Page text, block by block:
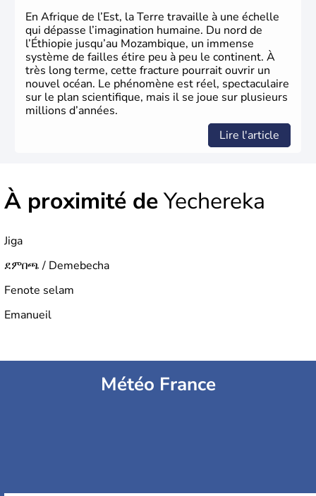
En Afrique de l’Est, la Terre travaille à une échelle
qui dépasse l’imagination humaine. Du nord de
l’Éthiopie jusqu’au Mozambique, un immense
système de failles étire peu à peu le continent. À
très long terme, cette fracture pourrait ouvrir un
nouvel océan. Le phénomène est réel, spectaculaire
sur le plan scientifique, mais il se joue sur plusieurs
millions d’années.
Lire l'article
À proximité deYechereka
Jiga
ደምበጫ / Demebecha
Fenote selam
Emanueil
Météo France